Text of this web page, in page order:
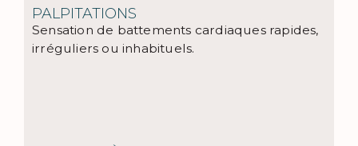
PALPITATIONS
Sensation de battements cardiaques rapides,
irréguliers ou inhabituels.